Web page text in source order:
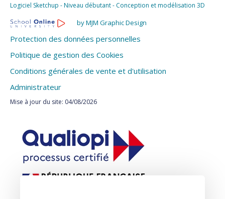
Logiciel Sketchup - Niveau débutant - Conception et modélisation 3D
by MJM Graphic Design
Protection des données personnelles
Politique de gestion des Cookies
Conditions générales de vente et d'utilisation
Administrateur
Mise à jour du site: 04/08/2026